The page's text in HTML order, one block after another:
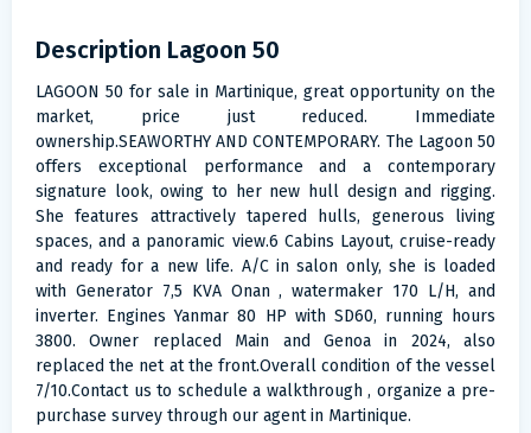
Description Lagoon 50
LAGOON 50 for sale in Martinique, great opportunity on the
market, price just reduced. Immediate
ownership.SEAWORTHY AND CONTEMPORARY. The Lagoon 50
offers exceptional performance and a contemporary
signature look, owing to her new hull design and rigging.
She features attractively tapered hulls, generous living
spaces, and a panoramic view.6 Cabins Layout, cruise-ready
and ready for a new life. A/C in salon only, she is loaded
with Generator 7,5 KVA Onan , watermaker 170 L/H, and
inverter. Engines Yanmar 80 HP with SD60, running hours
3800. Owner replaced Main and Genoa in 2024, also
replaced the net at the front.Overall condition of the vessel
7/10.Contact us to schedule a walkthrough , organize a pre-
purchase survey through our agent in Martinique.